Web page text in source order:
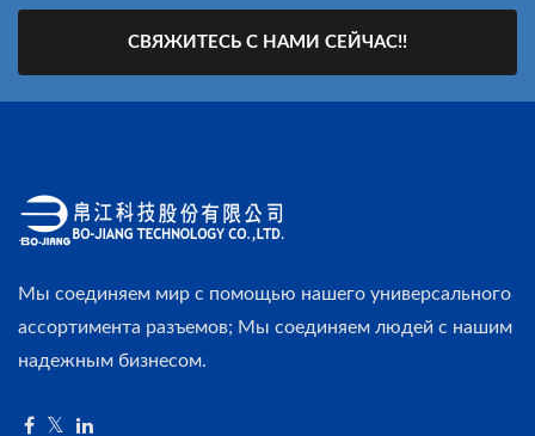
СВЯЖИТЕСЬ С НАМИ СЕЙЧАС!!
Мы соединяем мир с помощью нашего универсального
ассортимента разъемов; Мы соединяем людей с нашим
надежным бизнесом.